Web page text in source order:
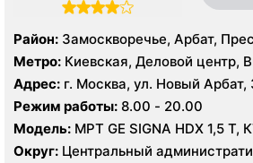
Район: Замоскворечье, Арбат,
Хамовники
Метро: Киевская, Деловой центр,
Боровицкая, Библиотека им.
Арбатская, Краснопресненская,
Культуры, Смоленская, Улица 1905
Александровский сад
Адрес: г. Москва, ул. Новый Арбат,
Режим работы: 8.00 - 20.00
Модель: МРТ GE SIGNA HDX 1,5 T,
VCT 64 среза, УЗИ GE Logiq E9, GE
Округ: Центральный